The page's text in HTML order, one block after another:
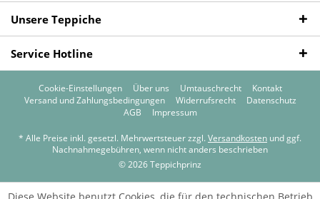
Unsere Teppiche
Service Hotline
Cookie-Einstellungen Über uns Umtauschrecht
Kontakt
Versand und Zahlungsbedingungen
Widerrufsrecht
Datenschutz
AGB
Impressum
* Alle Preise inkl. gesetzl. Mehrwertsteuer zzgl. Versandkosten und ggf.
Nachnahmegebühren, wenn nicht anders beschrieben
© 2026 Teppichprinz